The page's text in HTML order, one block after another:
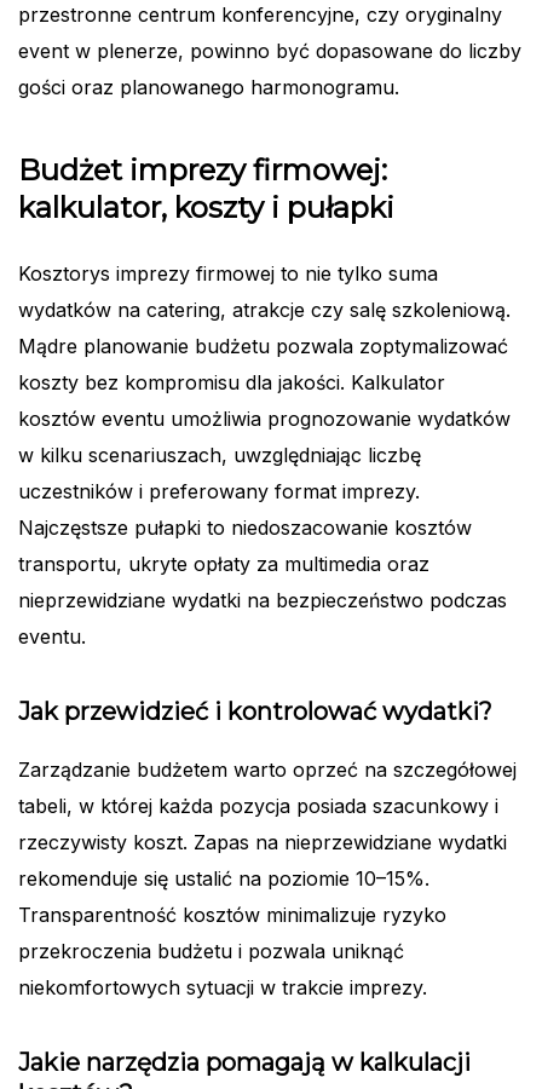
przestronne centrum konferencyjne, czy oryginalny
event w plenerze, powinno być dopasowane do liczby
gości oraz planowanego harmonogramu.
Budżet imprezy firmowej:
kalkulator, koszty i pułapki
Kosztorys imprezy firmowej to nie tylko suma
wydatków na catering, atrakcje czy salę szkoleniową.
Mądre planowanie budżetu pozwala zoptymalizować
koszty bez kompromisu dla jakości. Kalkulator
kosztów eventu umożliwia prognozowanie wydatków
w kilku scenariuszach, uwzględniając liczbę
uczestników i preferowany format imprezy.
Najczęstsze pułapki to niedoszacowanie kosztów
transportu, ukryte opłaty za multimedia oraz
nieprzewidziane wydatki na bezpieczeństwo podczas
eventu.
Jak przewidzieć i kontrolować wydatki?
Zarządzanie budżetem warto oprzeć na szczegółowej
tabeli, w której każda pozycja posiada szacunkowy i
rzeczywisty koszt. Zapas na nieprzewidziane wydatki
rekomenduje się ustalić na poziomie 10–15%.
Transparentność kosztów minimalizuje ryzyko
przekroczenia budżetu i pozwala uniknąć
niekomfortowych sytuacji w trakcie imprezy.
Jakie narzędzia pomagają w kalkulacji